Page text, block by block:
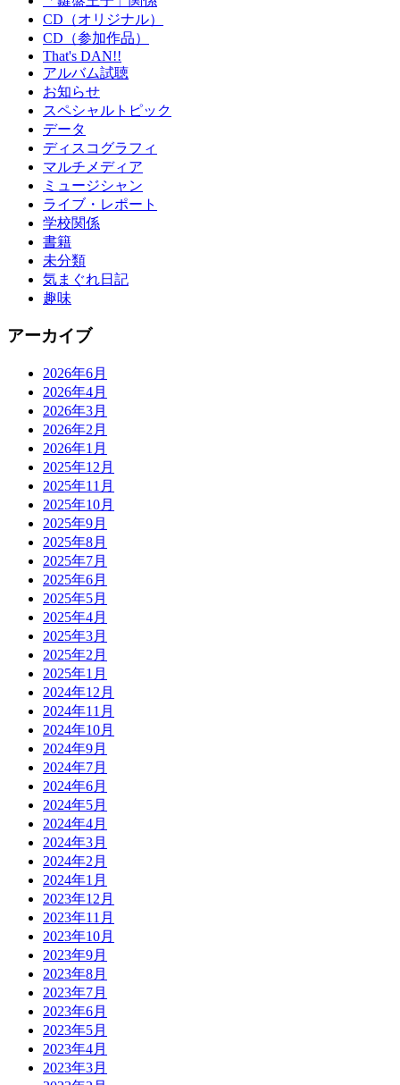
CD（オリジナル）
CD（参加作品）
That's DAN!!
アルバム試聴
お知らせ
スペシャルトピック
データ
ディスコグラフィ
マルチメディア
ミュージシャン
ライブ・レポート
学校関係
書籍
未分類
気まぐれ日記
趣味
アーカイブ
2026年6月
2026年4月
2026年3月
2026年2月
2026年1月
2025年12月
2025年11月
2025年10月
2025年9月
2025年8月
2025年7月
2025年6月
2025年5月
2025年4月
2025年3月
2025年2月
2025年1月
2024年12月
2024年11月
2024年10月
2024年9月
2024年7月
2024年6月
2024年5月
2024年4月
2024年3月
2024年2月
2024年1月
2023年12月
2023年11月
2023年10月
2023年9月
2023年8月
2023年7月
2023年6月
2023年5月
2023年4月
2023年3月